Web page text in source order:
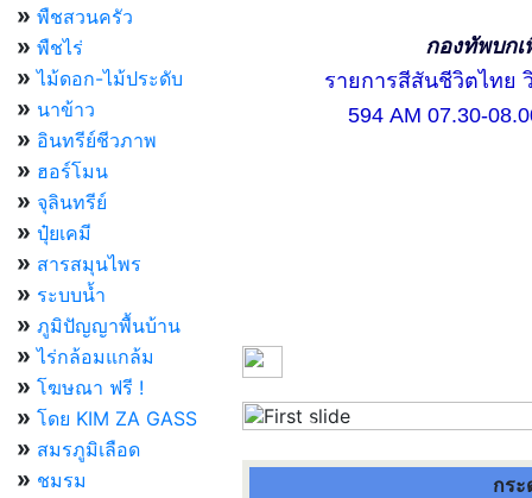
» พืชสวนครัว
» พืชไร่
» ไม้ดอก-ไม้ประดับ
» นาข้าว
» อินทรีย์ชีวภาพ
» ฮอร์โมน
» จุลินทรีย์
» ปุ๋ยเคมี
» สารสมุนไพร
» ระบบน้ำ
» ภูมิปัญญาพื้นบ้าน
» ไร่กล้อมแกล้ม
» โฆษณา ฟรี !
» โดย KIM ZA GASS
» สมรภูมิเลือด
» ชมรม
กองทัพบกเพื่อป
รายการสีสันชีวิตไทย วิ
594 AM 07.30-08.00
Previous
กร